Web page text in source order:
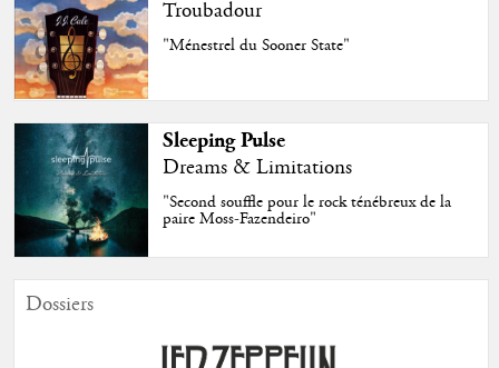
Troubadour
"Ménestrel du Sooner State"
Sleeping Pulse
Dreams & Limitations
"Second souffle pour le rock ténébreux de la
paire Moss-Fazendeiro"
Dossiers